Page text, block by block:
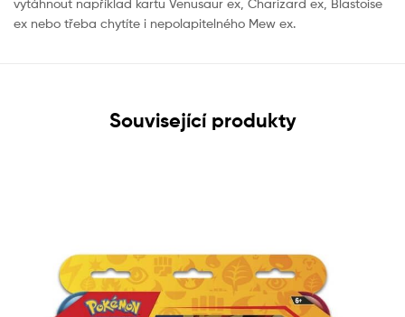
ex nebo třeba chytíte i nepolapitelného Mew ex.
Související produkty